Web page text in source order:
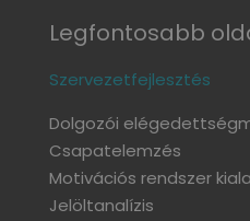
Legfontosabb
Szervezetfejlesztés
Dolgozói
Csapatelemzés
Motivációs rendszer
Jelöltanalízis